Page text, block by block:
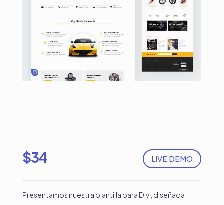
LIVE DEMO
$34
Presentamos nuestra plantilla para Divi, diseñada